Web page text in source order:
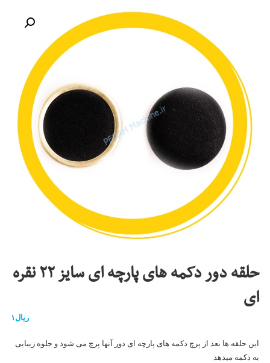
حلقه دور دکمه های پارچه ای سایز ۲۲ نقره
ای
ریال۱
این حلقه ها بعد از پرچ دکمه های پارچه ای دور آنها پرچ می شود و جلوه زیبایی
به دکمه میدهد